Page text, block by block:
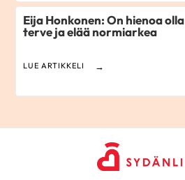
Eija Honkonen: On hienoa olla
terve ja elää normiarkea
LUE ARTIKKELI